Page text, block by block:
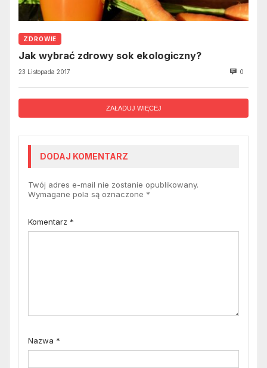
ZDROWIE
Jak wybrać zdrowy sok ekologiczny?
23 Listopada 2017 0
ZAŁADUJ WIĘCEJ
DODAJ KOMENTARZ
Twój adres e-mail nie zostanie opublikowany.
Wymagane pola są oznaczone *
Komentarz *
Nazwa *